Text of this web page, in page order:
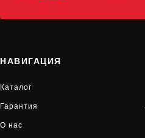
НАВИГАЦИЯ
Каталог
Гарантия
О нас